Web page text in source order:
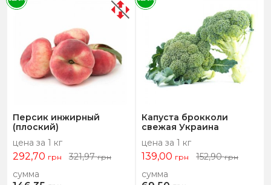
Персик инжирный
(плоский)
цена за 1 кг
292,70 грн 321,97грн
сумма
Капуста брокколи
свежая Украина
цена за 1 кг
139,00 грн 152,90грн
сумма